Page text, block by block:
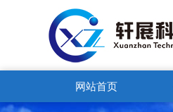
网站首页